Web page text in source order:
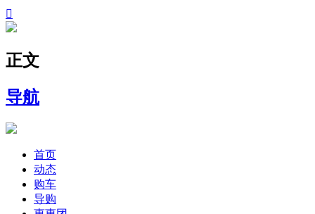

正文
导航
首页
动态
购车
导购